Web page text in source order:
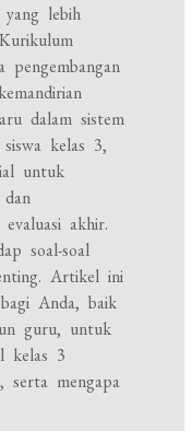
yang lebih
pengembangan
dalam sistem
kelas 3,
untuk
dan
akhir.
soal-soal
Artikel ini
Anda, baik
guru, untuk
kelas 3
serta mengapa